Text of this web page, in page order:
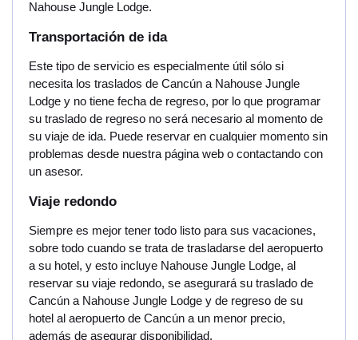
Nahouse Jungle Lodge.
Transportación de ida
Este tipo de servicio es especialmente útil sólo si
necesita los traslados de Cancún a Nahouse Jungle
Lodge y no tiene fecha de regreso, por lo que programar
su traslado de regreso no será necesario al momento de
su viaje de ida. Puede reservar en cualquier momento sin
problemas desde nuestra página web o contactando con
un asesor.
Viaje redondo
Siempre es mejor tener todo listo para sus vacaciones,
sobre todo cuando se trata de trasladarse del aeropuerto
a su hotel, y esto incluye Nahouse Jungle Lodge, al
reservar su viaje redondo, se asegurará su traslado de
Cancún a Nahouse Jungle Lodge y de regreso de su
hotel al aeropuerto de Cancún a un menor precio,
además de asegurar disponibilidad.